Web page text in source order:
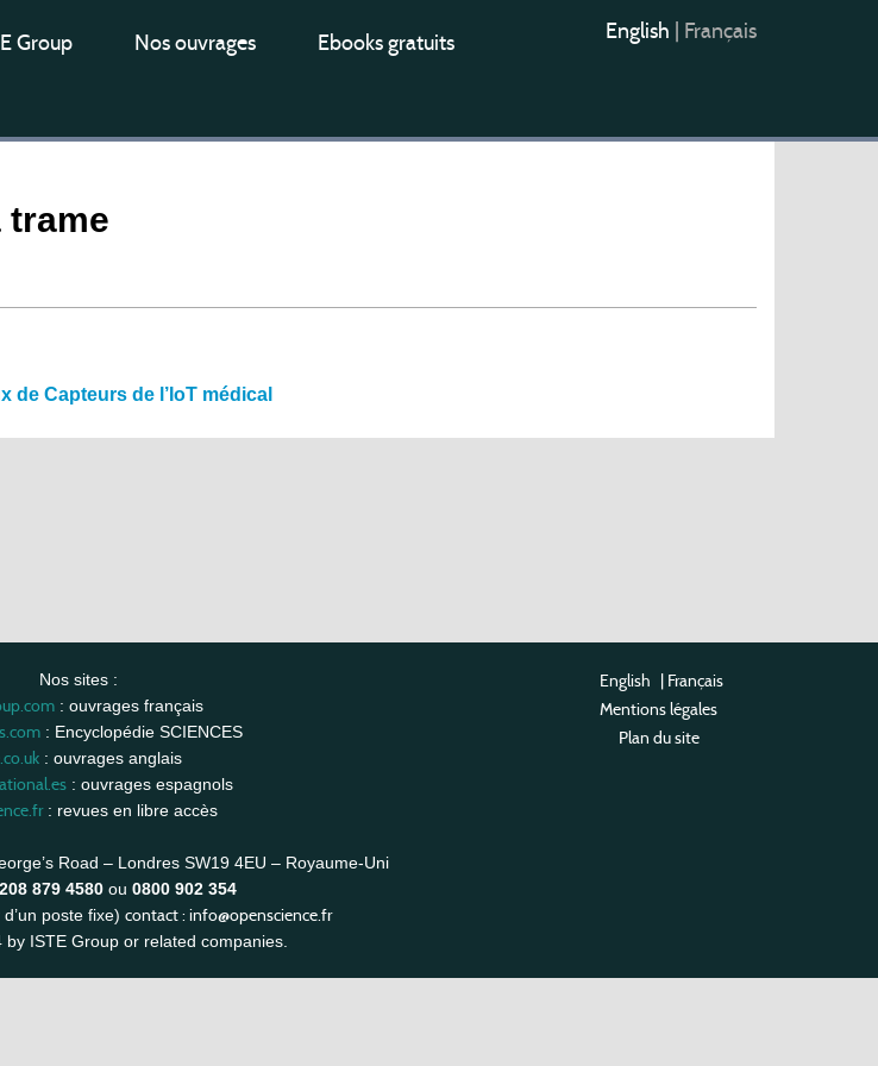
Group Nos ouvrages Ebooks gratuits English Français
trame
de Capteurs de l’IoT médical
Nos sites :
: ouvrages français
: Encyclopédie SCIENCES
: ouvrages anglais
: ouvrages espagnols
: revues en libre accès
Road – Londres SW19 4EU – Royaume-Uni
879 4580 ou 0800 902 354
poste fixe) contact : info@openscience.fr
ISTE Group or related companies.
English | Français
Mentions légales
Plan du site